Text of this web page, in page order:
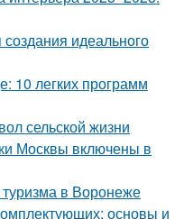
идеального
10 легких программ
сельской жизни
Москвы включены в
в Воронеже
основы и